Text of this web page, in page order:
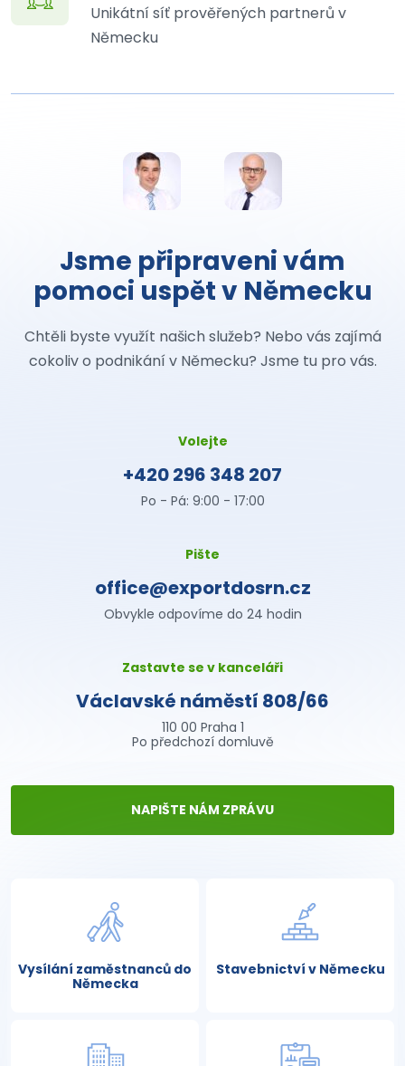
Unikátní síť prověřených partnerů v
Německu
Jsme připraveni vám
pomoci uspět v Německu
Chtěli byste využít našich služeb? Nebo vás zajímá
cokoliv o podnikání v Německu? Jsme tu pro vás.
Volejte
+420 296 348 207
Po - Pá: 9:00 - 17:00
Pište
office@exportdosrn.cz
Obvykle odpovíme do 24 hodin
Zastavte se v kanceláři
Václavské náměstí 808/66
110 00 Praha 1
Po předchozí domluvě
NAPIŠTE NÁM ZPRÁVU
Vysílání zaměstnanců do
Německa
Stavebnictví v Německu